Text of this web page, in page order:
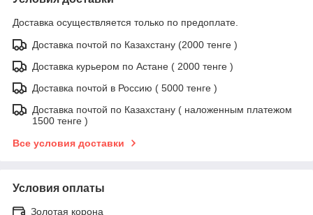
Доставка осуществляется только по предоплате.
Доставка почтой по Казахстану (2000 тенге )
Доставка курьером по Астане ( 2000 тенге )
Доставка почтой в Россию ( 5000 тенге )
Доставка почтой по Казахстану ( наложенным платежом
1500 тенге )
Все условия доставки
Условия оплаты
Золотая корона